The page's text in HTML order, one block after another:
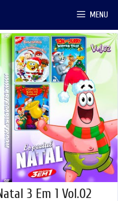
MENU
3 Em 1 Vol.02